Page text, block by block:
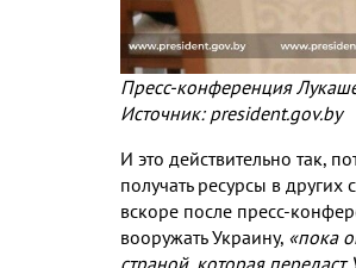
Пресс-конференция
Источник: president.gov.by
И это действительно так,
получать ресурсы в других
вскоре после пресс-
вооружать Украину, «пока
страной, которая